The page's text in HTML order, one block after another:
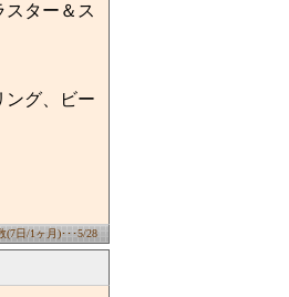
ター＆ス
ング、ビー
日/1ヶ月)･･･5/28